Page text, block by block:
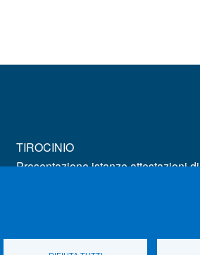
TIROCINIO
Presentazione istanze attestazioni di
Riconoscimento CFU per Abilità